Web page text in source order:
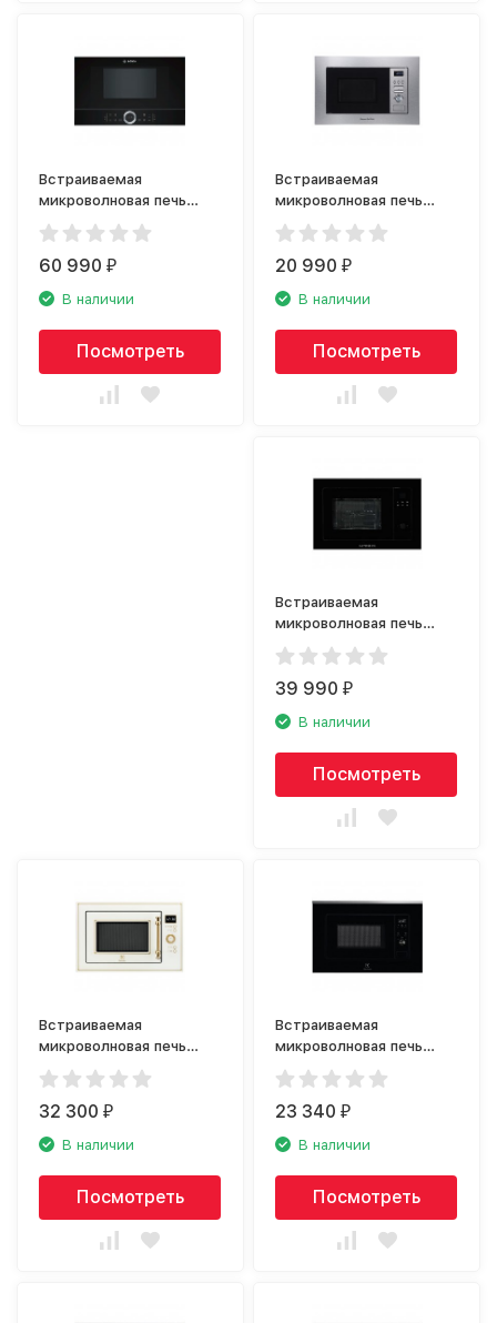
Встраиваемая
микроволновая печь
Bosch BFL 634GB1
60 990₽
В наличии
Посмотреть
Встраиваемая
микроволновая печь
Zigmund Shtain BMO
16.202 S
20 990₽
В наличии
Посмотреть
Встраиваемая
микроволновая печь
Kuppersberg HMW 655 B
39 990₽
В наличии
Посмотреть
Встраиваемая
микроволновая печь
Electrolux EMT25203OC
rococo
32 300₽
В наличии
Посмотреть
Встраиваемая
микроволновая печь
Electrolux LMS2173EMX
23 340₽
В наличии
Посмотреть